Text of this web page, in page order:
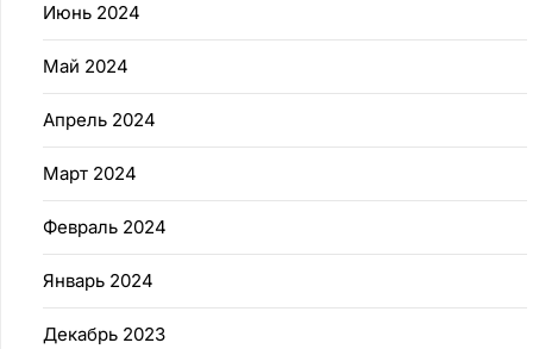
Июнь 2024
Май 2024
Апрель 2024
Март 2024
Февраль 2024
Январь 2024
Декабрь 2023